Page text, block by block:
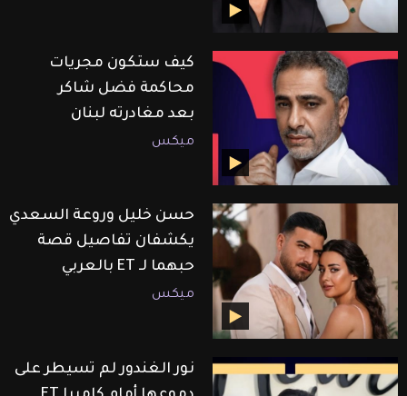
كيف ستكون مجريات
محاكمة فضل شاكر
بعد مغادرته لبنان
ميكس
حسن خليل وروعة السعدي
يكشفان تفاصيل قصة
حبهما لـ ET بالعربي
ميكس
نور الغندور لم تسيطر على